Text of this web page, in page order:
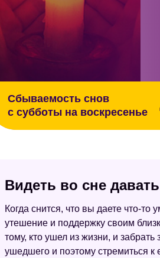
Сбываемость снов
с субботы на воскресенье
Видеть во сне
Когда снится, что вы даете что-
утешение и поддержку своим
тому, кто ушел из жизни, и
ушедшего и поэтому стремиться